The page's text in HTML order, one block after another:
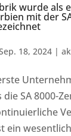
wurde als
mit der
18, 2024|
die SA 8000-
ein